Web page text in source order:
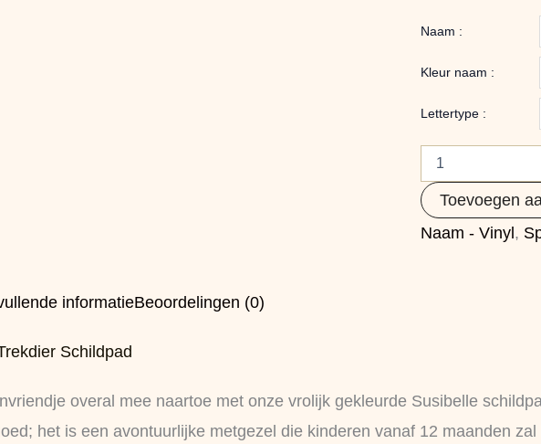
Naam :
Kleur naam :
Lettertype :
Toevoegen
Naam - Vinyl ,
informatieBeoordelingen (0)
Schildpad
overal mee naartoe met onze vrolijk gekleurde Susibelle
het is een avontuurlijke metgezel die kinderen vanaf 12 maanden zal